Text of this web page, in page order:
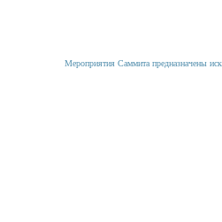
Мероприятия Саммита предназначены